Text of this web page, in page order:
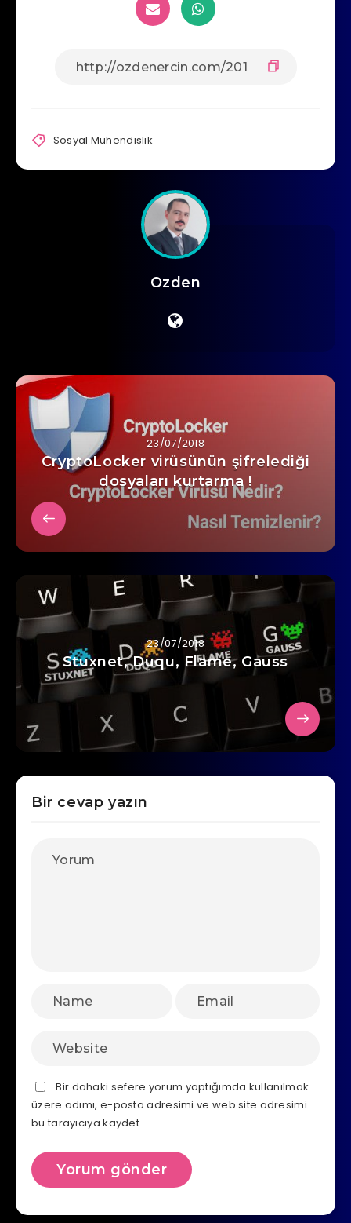
Sosyal Mühendislik
Ozden
23/07/2018
CryptoLocker virüsünün şifrelediği
dosyaları kurtarma !
23/07/2018
Stuxnet, Duqu, Flame, Gauss
Bir cevap yazın
Bir dahaki sefere yorum yaptığımda kullanılmak
üzere adımı, e-posta adresimi ve web site adresimi
bu tarayıcıya kaydet.